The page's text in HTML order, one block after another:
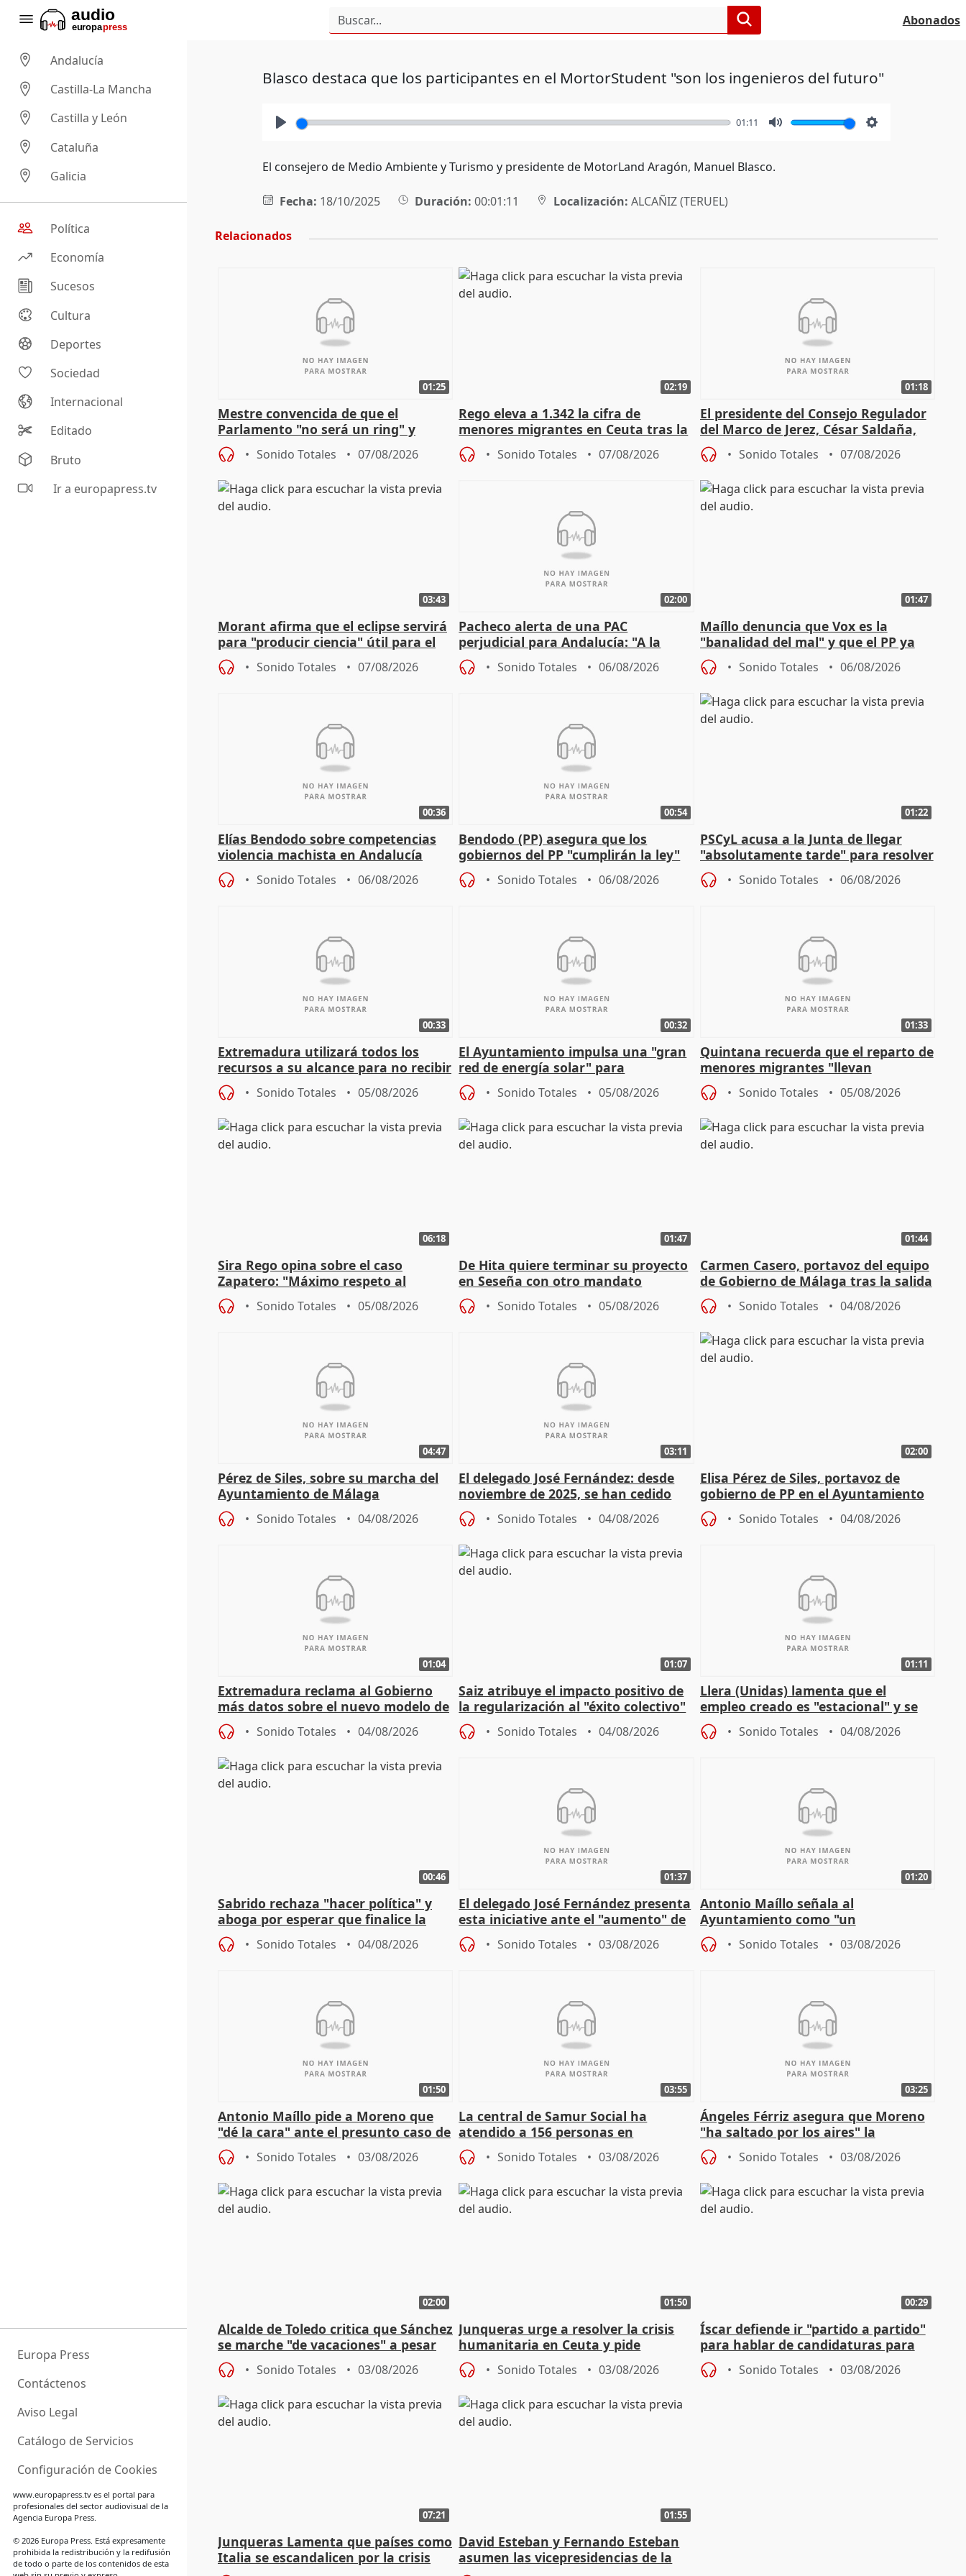
Abonados
Andalucía
Castilla-La Mancha
Castilla y León
Cataluña
Galicia
Política
Economía
Sucesos
Cultura
Deportes
Sociedad
Internacional
Editado
Bruto
Ir a europapress.tv
Europa Press
Contáctenos
Aviso Legal
Catálogo de Servicios
Configuración de Cookies
www.europapress.tves el portal para
profesionales del sector audiovisual de la
Agencia Europa Press.
© 2026 Europa Press. Está expresamente
prohibida la redistribución y la redifusión
de todo o parte de los contenidos de esta
Blasco destaca que los participantes en el MortorStudent "son los ingenieros del futuro"
01:11
El consejero de Medio Ambiente y Turismo y presidente de MotorLand Aragón, Manuel Blasco.
Fecha: 18/10/2025 Duración: 00:01:11 Localización: ALCAÑIZ (TERUEL)
Relacionados
01:25
Mestre convencida de que el
Parlamento "no será un ring" y
defiende "estabilidad" del pacto con
Vox
Sonido Totales 07/08/2026
02:19
Rego eleva a 1.342 la cifra de
menores migrantes en Ceuta tras la
entrada masiva
Sonido Totales 07/08/2026
01:18
El presidente del Consejo Regulador
del Marco de Jerez, César Saldaña,
sobre exportaciones
Sonido Totales 07/08/2026
03:43
Morant afirma que el eclipse servirá
para "producir ciencia" útil para el
resto del mundo
Sonido Totales 07/08/2026
02:00
Pacheco alerta de una PAC
perjudicial para Andalucía: "A la
agricultura hay que protegerla"
Sonido Totales 06/08/2026
01:47
Maíllo denuncia que Vox es la
"banalidad del mal" y que el PP ya
asume todas sus tesis
Sonido Totales 06/08/2026
00:36
Elías Bendodo sobre competencias
violencia machista en Andalucía
Sonido Totales 06/08/2026
00:54
Bendodo (PP) asegura que los
gobiernos del PP "cumplirán la ley"
sobre los menores migrantes
Sonido Totales 06/08/2026
01:22
PSCyL acusa a la Junta de llegar
"absolutamente tarde" para resolver
problemas como Newcastle
Sonido Totales 06/08/2026
00:33
Extremadura utilizará todos los
recursos a su alcance para no recibir
más menores migrantes
Sonido Totales 05/08/2026
00:32
El Ayuntamiento impulsa una "gran
red de energía solar" para
autoconsumo
Sonido Totales 05/08/2026
01:33
Quintana recuerda que el reparto de
menores migrantes "llevan
aportación del Gobierno" central
Sonido Totales 05/08/2026
06:18
Sira Rego opina sobre el caso
Zapatero: "Máximo respeto al
proceso judicial"
Sonido Totales 05/08/2026
01:47
De Hita quiere terminar su proyecto
en Seseña con otro mandato
Sonido Totales 05/08/2026
01:44
Carmen Casero, portavoz del equipo
de Gobierno de Málaga tras la salida
de Pérez de Siles
Sonido Totales 04/08/2026
04:47
Pérez de Siles, sobre su marcha del
Ayuntamiento de Málaga
Sonido Totales 04/08/2026
03:11
El delegado José Fernández: desde
noviembre de 2025, se han cedido
9.810 ayudas por nacimiento
Sonido Totales 04/08/2026
02:00
Elisa Pérez de Siles, portavoz de
gobierno de PP en el Ayuntamiento
de Málaga, deja la política
Sonido Totales 04/08/2026
01:04
Extremadura reclama al Gobierno
más datos sobre el nuevo modelo de
financiación
Sonido Totales 04/08/2026
01:07
Saiz atribuye el impacto positivo de
la regularización al "éxito colectivo"
del Gobierno
Sonido Totales 04/08/2026
01:11
Llera (Unidas) lamenta que el
empleo creado es "estacional" y se
"esfumará" al acabar el verano
Sonido Totales 04/08/2026
00:46
Sabrido rechaza "hacer política" y
aboga por esperar que finalice la
investigación del incendio
Sonido Totales 04/08/2026
01:37
El delegado José Fernández presenta
esta iniciative ante el "aumento" de
personas sin hogar en Madri
Sonido Totales 03/08/2026
01:20
Antonio Maíllo señala al
Ayuntamiento como "un
especulador más" sobre viviendas de
Jiménez Becerril
Sonido Totales 03/08/2026
01:50
Antonio Maíllo pide a Moreno que
"dé la cara" ante el presunto caso de
acoso del CEO de ADM
Sonido Totales 03/08/2026
03:55
La central de Samur Social ha
atendido a 156 personas en
situación de calle durante Campaña
de CalorSonido Totales 03/08/2026
03:25
Ángeles Férriz asegura que Moreno
"ha saltado por los aires" la
negociación tras acuerdo con SMA
Sonido Totales 03/08/2026
02:00
Alcalde de Toledo critica que Sánchez
se marche "de vacaciones" a pesar
de la crisis migratoria
Sonido Totales 03/08/2026
01:50
Junqueras urge a resolver la crisis
humanitaria en Ceuta y pide
responsabilidad a la UE
Sonido Totales 03/08/2026
00:29
Íscar defiende ir "partido a partido"
para hablar de candidaturas para
2027
Sonido Totales 03/08/2026
07:21
Junqueras Lamenta que países como
Italia se escandalicen por la crisis
01:55
David Esteban y Fernando Esteban
asumen las vicepresidencias de la